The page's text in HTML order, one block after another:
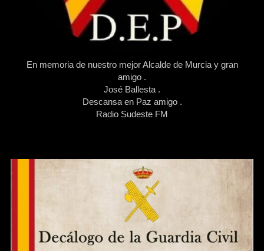
En memoria de nuestro mejor Alcalde de Murcia y gran
amigo .
José Ballesta .
Descansa en Paz amigo .
Radio Sudeste FM